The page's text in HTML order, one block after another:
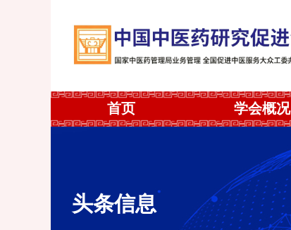
首页 学会概况
头条信息